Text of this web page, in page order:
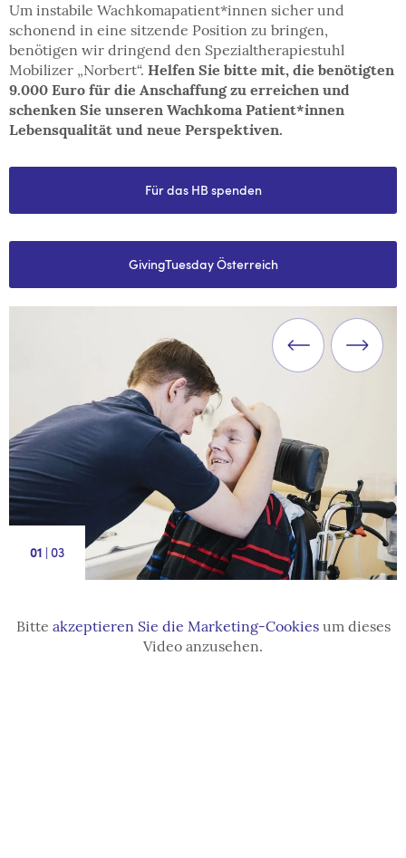
Um instabile Wachkomapatient*innen sicher und
schonend in eine sitzende Position zu bringen,
benötigen wir dringend den Spezialtherapiestuhl
Mobilizer „Norbert“. Helfen Sie bitte mit, die benötigten
9.000 Euro für die Anschaffung zu erreichen und
schenken Sie unseren Wachkoma Patient*innen
Lebensqualität und neue Perspektiven.
Für das HB spenden
GivingTuesday Österreich
1 | 3
Bitte akzeptieren Sie die Marketing-Cookiesum dieses
Video anzusehen.